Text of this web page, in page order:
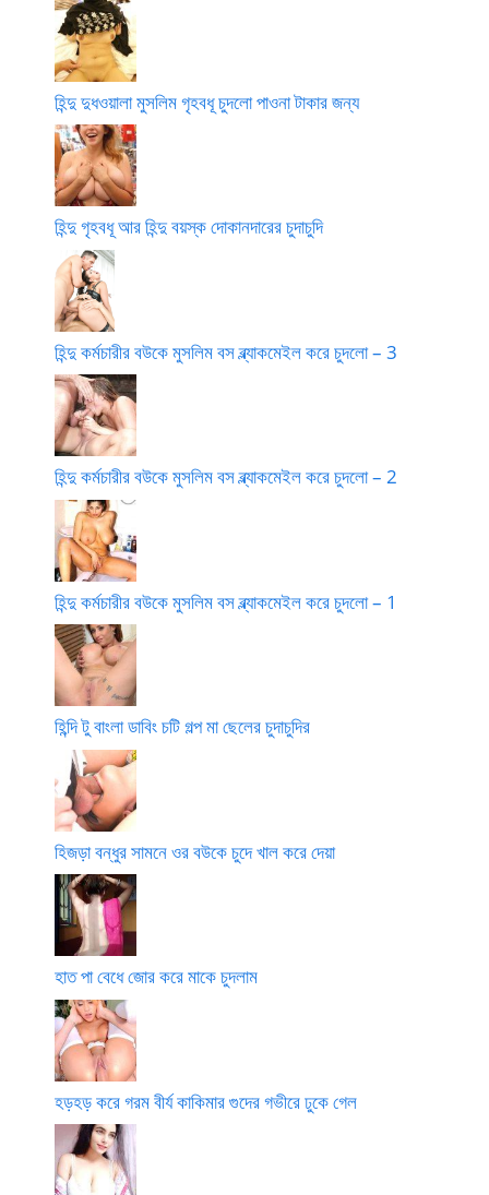
হিন্দু দুধওয়ালা মুসলিম গৃহবধূ চুদলো পাওনা টাকার জন্য
হিন্দু গৃহবধূ আর হিন্দু বয়স্ক দোকানদারের চুদাচুদি
হিন্দু কর্মচারীর বউকে মুসলিম বস ব্ল্যাকমেইল করে চুদলো – 3
হিন্দু কর্মচারীর বউকে মুসলিম বস ব্ল্যাকমেইল করে চুদলো – 2
হিন্দু কর্মচারীর বউকে মুসলিম বস ব্ল্যাকমেইল করে চুদলো – 1
হিন্দি টু বাংলা ডাবিং চটি গল্প মা ছেলের চুদাচুদির
হিজড়া বন্ধুর সামনে ওর বউকে চুদে খাল করে দেয়া
হাত পা বেধে জোর করে মাকে চুদলাম
হড়হড় করে গরম বীর্য কাকিমার গুদের গভীরে ঢুকে গেল